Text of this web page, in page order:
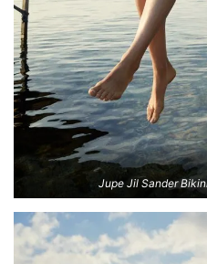
Jupe Jil Sander